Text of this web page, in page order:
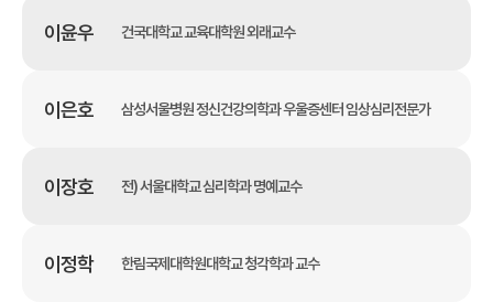
이윤우 건국대학교 교육대학원 외래교수
이은호 삼성서울병원 정신건강의학과 우울증센터 임상심리전문가
이장호 전) 서울대학교 심리학과 명예교수
이정학 한림국제대학원대학교 청각학과 교수